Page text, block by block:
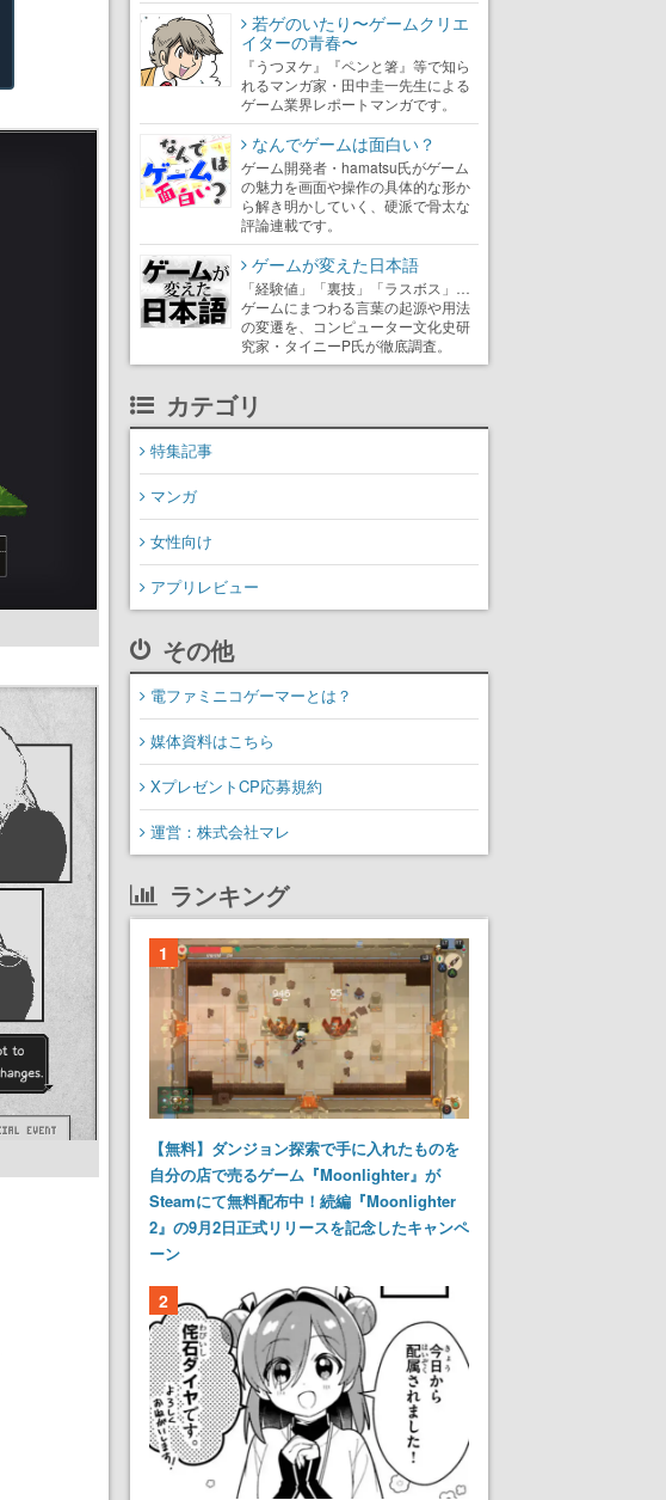
若ゲのいたり〜ゲームクリエ
イターの青春〜
『うつヌケ』『ペンと箸』等で知ら
れるマンガ家・田中圭一先生による
ゲーム業界レポートマンガです。
なんでゲームは面白い？
ゲーム開発者・hamatsu氏がゲーム
の魅力を画面や操作の具体的な形か
ら解き明かしていく、硬派で骨太な
評論連載です。
ゲームが変えた日本語
「経験値」「裏技」「ラスボス」…
ゲームにまつわる言葉の起源や用法
の変遷を、コンピューター文化史研
究家・タイニーP氏が徹底調査。
カテゴリ
特集記事
マンガ
女性向け
アプリレビュー
その他
電ファミニコゲーマーとは？
媒体資料はこちら
XプレゼントCP応募規約
運営：株式会社マレ
ランキング
1
【無料】ダンジョン探索で手に入れたものを
自分の店で売るゲーム『Moonlighter』が
Steamにて無料配布中！続編『Moonlighter
2』の9月2日正式リリースを記念したキャンペ
ーン
2